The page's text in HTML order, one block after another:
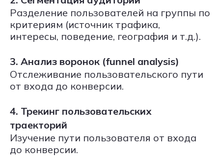
Разделение пользователей на группы по
критериям (источник трафика,
интересы, поведение, география и т.д.).
3. Анализ воронок (funnel analysis)
Отслеживание пользовательского пути
от входа до конверсии.
4. Трекинг пользовательских
траекторий
Изучение пути пользователя от входа
до конверсии.